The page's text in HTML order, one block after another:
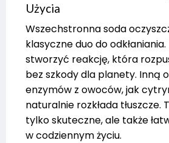
Użycia
Wszechstronna soda
klasyczne duo do odkłaniania.
stworzyć reakcję, która
bez szkody dla planety. Inną
enzymów z owoców, jak
naturalnie rozkłada tłuszcze.
tylko skuteczne, ale także
w codziennym życiu.